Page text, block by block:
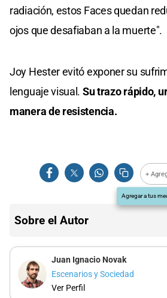
radiación, estos Faces quedan
ojos que desafiaban a la muerte".
Joy Hester evitó exponer su
lenguaje visual. Su trazo rápido,
manera de resistencia.
+
Agregar a tus
Sobre el Autor
Juan Ignacio Novak
Escenarios y Sociedad
Ver Perfil